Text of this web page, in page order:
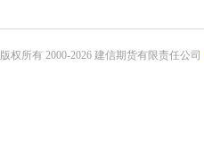
版权所有 2000-2026 建信期货有限责任公司